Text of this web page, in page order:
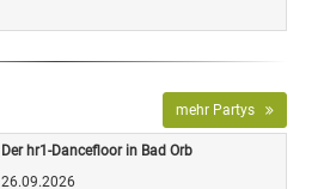
mehr Partys
Der hr1-Dancefloor in Bad Orb
26.09.2026